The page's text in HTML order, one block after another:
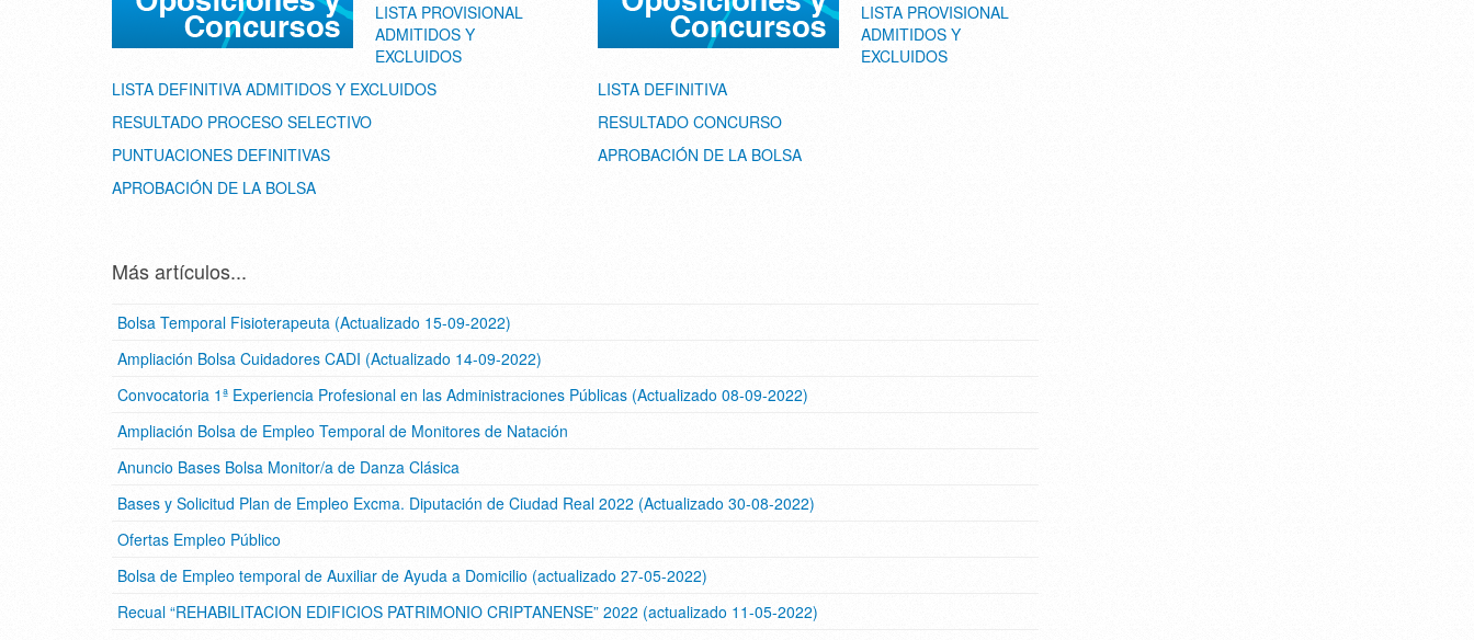
LISTA PROVISIONAL
ADMITIDOS Y
EXCLUIDOS
LISTA DEFINITIVA ADMITIDOS Y EXCLUIDOS
RESULTADO PROCESO SELECTIVO
PUNTUACIONES DEFINITIVAS
APROBACIÓN DE LA BOLSA
LISTA PROVISIONAL
ADMITIDOS Y
EXCLUIDOS
LISTA DEFINITIVA
RESULTADO CONCURSO
APROBACIÓN DE LA BOLSA
Más artículos...
Bolsa Temporal Fisioterapeuta (Actualizado 15-09-2022)
Ampliación Bolsa Cuidadores CADI (Actualizado 14-09-2022)
Convocatoria 1ª Experiencia Profesional en las Administraciones Públicas (Actualizado 08-09-2022)
Ampliación Bolsa de Empleo Temporal de Monitores de Natación
Anuncio Bases Bolsa Monitor/a de Danza Clásica
Bases y Solicitud Plan de Empleo Excma. Diputación de Ciudad Real 2022 (Actualizado 30-08-2022)
Ofertas Empleo Público
Bolsa de Empleo temporal de Auxiliar de Ayuda a Domicilio (actualizado 27-05-2022)
Recual “REHABILITACION EDIFICIOS PATRIMONIO CRIPTANENSE” 2022 (actualizado 11-05-2022)